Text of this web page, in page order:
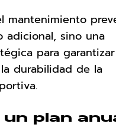
mantenimiento
adicional, sino una
para
durabilidad de la
un plan